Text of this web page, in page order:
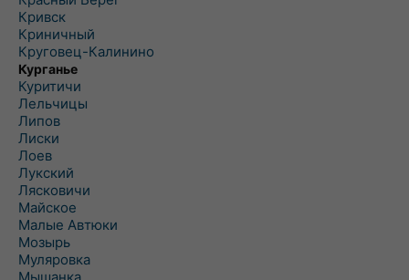
Кривск
Криничный
Круговец-Калинино
Курганье
Куритичи
Лельчицы
Липов
Лиски
Лоев
Лукский
Лясковичи
Майское
Малые Автюки
Мозырь
Муляровка